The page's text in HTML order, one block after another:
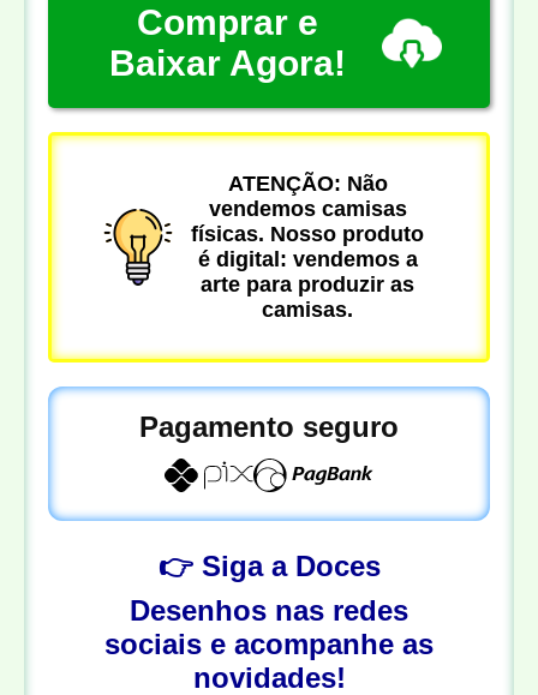
Comprar e
Baixar Agora!
ATENÇÃO: Não
vendemos camisas
físicas. Nosso produto
é digital: vendemos a
arte para produzir as
camisas.
Pagamento seguro
👉 Siga a Doces
Desenhos nas redes
sociais e acompanhe as
novidades!